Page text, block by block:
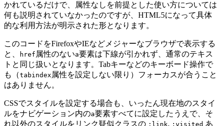
かれているだけで、属性なしを前提とした使い方については
何も説明されていなかったのですが、HTML5になって具体
的な利用方法が明示された形となります。
このコードをFirefoxやIEなどメジャーなブラウザで表示する
と、
href 属性のないa要素は下線が引かれず、通常のテキス
トと同じ扱いとなります。Tabキーなどのキーボード操作で
も（tabindex 属性を設定しない限り）フォーカスが合うこと
はありません。
CSSでスタイルを設定する場合も、いったん現在地のスタイ
ルをナビゲーション内のa要素すべてに設定したうえで、そ
れ以外のスタイルをリンク疑似クラスの :link, :visited あ